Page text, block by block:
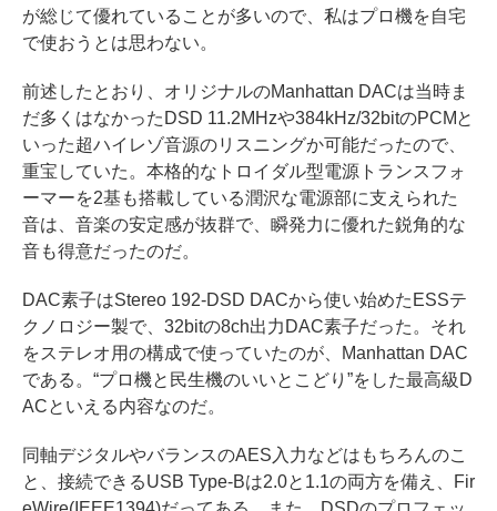
が総じて優れていることが多いので、私はプロ機を自宅
で使おうとは思わない。
前述したとおり、オリジナルのManhattan DACは当時ま
だ多くはなかったDSD 11.2MHzや384kHz/32bitのPCMと
いった超ハイレゾ音源のリスニングか可能だったので、
重宝していた。本格的なトロイダル型電源トランスフォ
ーマーを2基も搭載している潤沢な電源部に支えられた
音は、音楽の安定感が抜群で、瞬発力に優れた鋭角的な
音も得意だったのだ。
DAC素子はStereo 192-DSD DACから使い始めたESSテ
クノロジー製で、32bitの8ch出力DAC素子だった。それ
をステレオ用の構成で使っていたのが、Manhattan DAC
である。“プロ機と民生機のいいとこどり”をした最高級D
ACといえる内容なのだ。
同軸デジタルやバランスのAES入力などはもちろんのこ
と、接続できるUSB Type-Bは2.0と1.1の両方を備え、Fir